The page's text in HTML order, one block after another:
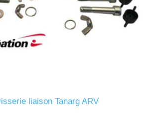
liaison Tanarg ARV